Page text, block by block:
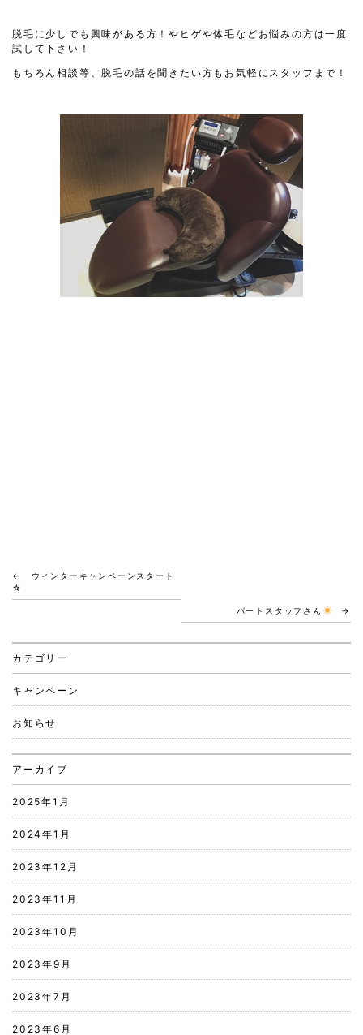
脱毛に少しでも興味がある方！やヒゲや体毛などお悩みの方は一度
試して下さい！
もちろん相談等、脱毛の話を聞きたい方もお気軽にスタッフまで！
←
ウィンターキャンペーンスタート
☆
パートスタッフさん →
カテゴリー
キャンペーン
お知らせ
アーカイブ
2025年1月
2024年1月
2023年12月
2023年11月
2023年10月
2023年9月
2023年7月
2023年6月